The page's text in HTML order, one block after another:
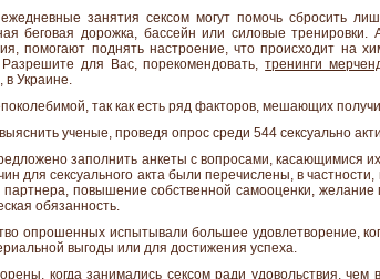
занятия сексом могут помочь сбросить
беговая дорожка, бассейн или силовые
помогают поднять настроение, что происходит на
Разрешите для Вас, порекомендовать,тренинги
, в Украине.
так как есть ряд факторов, мешающих
ученые, проведя опрос среди 544 сексуально
заполнить анкеты с вопросами, касающимися их
для сексуального акта были перечислены, в частности,
повышение собственной самооценки, желание
обязанность.
опрошенных испытывали большее удовлетворение,
выгоды или для достижения успеха.
когда занимались сексом ради удовольствия, чем